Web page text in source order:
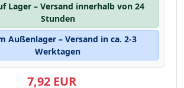
Lager – Versand innerhalb von 24
Stunden
Außenlager – Versand in ca. 2-3
Werktagen
7,92 EUR